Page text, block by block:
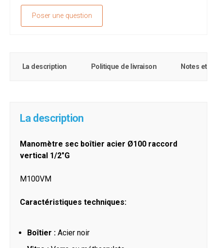
Poser une question
La description Politique de livraison Notes et
La description
Manomètre sec boîtier acier Ø100 raccord
vertical 1/2"G
M100VM
Caractéristiques techniques:
Boîtier : Acier noir